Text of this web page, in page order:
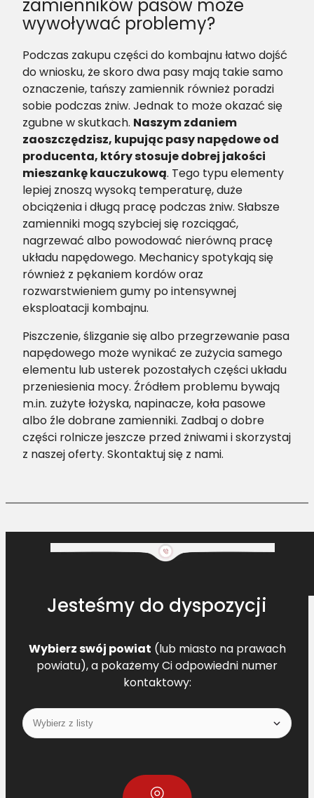
zamienników pasów może
wywoływać problemy?
Podczas zakupu części do kombajnu łatwo dojść
do wniosku, że skoro dwa pasy mają takie samo
oznaczenie, tańszy zamiennik również poradzi
sobie podczas żniw. Jednak to może okazać się
zgubne w skutkach. Naszym zdaniem
zaoszczędzisz, kupując pasy napędowe od
producenta, który stosuje dobrej jakości
mieszankę kauczukową. Tego typu elementy
lepiej znoszą wysoką temperaturę, duże
obciążenia i długą pracę podczas żniw. Słabsze
zamienniki mogą szybciej się rozciągać,
nagrzewać albo powodować nierówną pracę
układu napędowego. Mechanicy spotykają się
również z pękaniem kordów oraz
rozwarstwieniem gumy po intensywnej
eksploatacji kombajnu.
Piszczenie, ślizganie się albo przegrzewanie pasa
napędowego może wynikać ze zużycia samego
elementu lub usterek pozostałych części układu
przeniesienia mocy. Źródłem problemu bywają
m.in. zużyte łożyska, napinacze, koła pasowe
albo źle dobrane zamienniki. Zadbaj o dobre
części rolnicze jeszcze przed żniwami i skorzystaj
z naszej oferty. Skontaktuj się z nami.
Jesteśmy do dyspozycji
Wybierz swój powiat (lub miasto na prawach
powiatu), a pokażemy Ci odpowiedni numer
kontaktowy: